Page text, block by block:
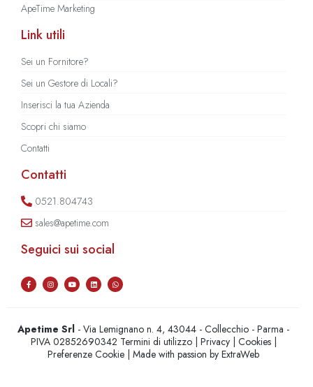
ApeTime Marketing
Link utili
Sei un Fornitore?
Sei un Gestore di Locali?
Inserisci la tua Azienda
Scopri chi siamo
Contatti
Contatti
0521.804743
sales@apetime.com
Seguici sui social
Apetime Srl - Via Lemignano n. 4, 43044 - Collecchio - Parma -
PIVA 02852690342 Termini di utilizzo| Privacy| Cookies|
Preferenze Cookie | Made with passion byExtraWeb